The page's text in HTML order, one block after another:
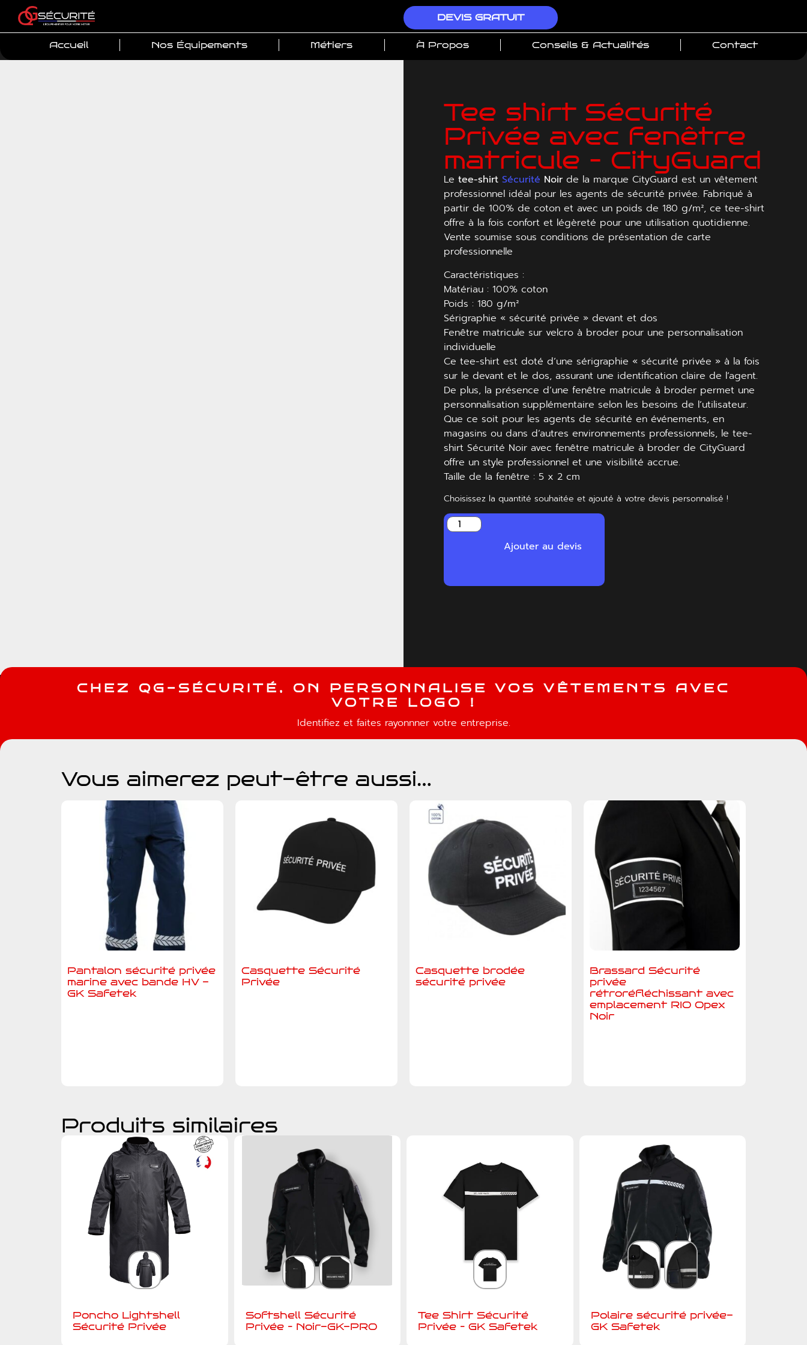
DEVIS GRATUIT
Accueil Nos Équipements Métiers À Propos Conseils & Actualités Contact
Tee shirt Sécurité
Privée avec fenêtre
matricule – CityGuard
Letee-shirt Sécurité Noir de la marque CityGuard est un vêtement
professionnel idéal pour les agents de sécurité privée. Fabriqué à
partir de 100% de coton et avec un poids de 180 g/m², ce tee-shirt
offre à la fois confort et légèreté pour une utilisation quotidienne.
Vente soumise sous conditions de présentation de carte
professionnelle
Caractéristiques :
Matériau : 100% coton
Poids : 180 g/m²
Sérigraphie « sécurité privée » devant et dos
Fenêtre matricule sur velcro à broder pour une personnalisation
individuelle
Ce tee-shirt est doté d’une sérigraphie « sécurité privée » à la fois
sur le devant et le dos, assurant une identification claire de l’agent.
De plus, la présence d’une fenêtre matricule à broder permet une
personnalisation supplémentaire selon les besoins de l’utilisateur.
Que ce soit pour les agents de sécurité en événements, en
magasins ou dans d’autres environnements professionnels, le tee-
shirt Sécurité Noir avec fenêtre matricule à broder de CityGuard
offre un style professionnel et une visibilité accrue.
Taille de la fenêtre : 5 x 2 cm
Choisissez la quantité souhaitée et ajouté à votre devis personnalisé !
Ajouter au devis
C H E Z QG - S É C U R I T É , O N P E R S O N N A L I S E VO S V Ê T E M E N T S A V E C
VOT R E LOG O
!
Identifiez et faites rayonnner votre entreprise.
Vous aimerez peut-être aussi…
Pantalon sécurité privée
marine avec bande HV -
GK Safetek
Casquette Sécurité
Privée
Casquette brodée
sécurité privée
Brassard Sécurité
privée
rétroréfléchissant avec
emplacement RIO Opex
Noir
Produits similaires
Poncho Lightshell
Sécurité Privée
Softshell Sécurité
Privée – Noir-GK-PRO
Tee Shirt Sécurité
Privée – GK Safetek
Polaire sécurité privée-
GK Safetek